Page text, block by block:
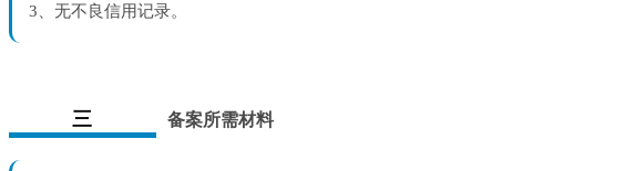
3、无不良信用记录。
三 备案所需材料